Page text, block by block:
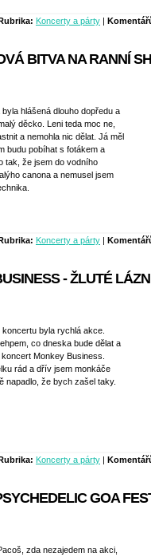
Koncerty a párty |
BITVA NA RANNÍ
hlášená dlouho dopředu a
děcko. Leni teda moc ne,
a nemohla nic dělat. Já měl
budu pobíhat s fotákem a
tak, že jsem do vodního
canona a nemusel jsem
Koncerty a párty |
- ŽLUTÉ
byla rychlá akce.
co dneska bude dělat a
Monkey Business.
rád a dřív jsem monkáče
napadlo, že bych zašel taky.
Koncerty a párty |
GOA
zda nezajedem na akci,